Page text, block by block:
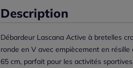
Description
Débardeur Lascana Active à bretelles
ronde en V avec empiècement en
65 cm, parfait pour les activités